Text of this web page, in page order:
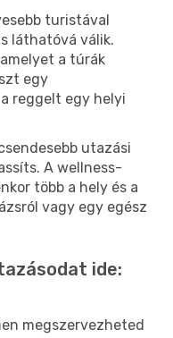
turistával
láthatóvá válik.
a túrák
egy
reggelt egy helyi
utazási
A wellness-
több a hely és a
vagy egy egész
ide:
megszervezheted